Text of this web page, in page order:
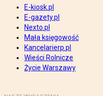
E-kiosk.pl
E-gazety.pl
Nexto.pl
Mała księgowość
Kancelarierp.pl
Wieści Rolnicze
Życie Warszawy